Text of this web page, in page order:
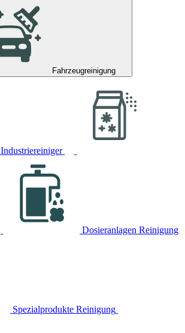
Fahrzeugreinigung
Industriereiniger
Dosieranlagen Reinigung
Spezialprodukte Reinigung